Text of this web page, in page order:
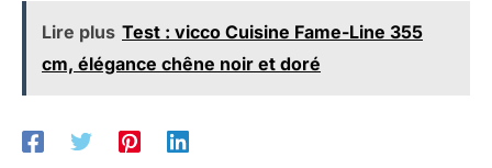
Lire plus Test : vicco Cuisine Fame-Line 355
cm, élégance chêne noir et doré